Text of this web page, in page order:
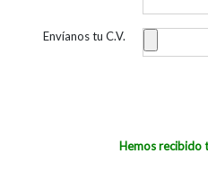
Envíanos tu C.V.
Hemos recibido